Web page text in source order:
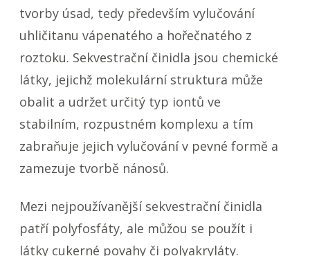
tvorby úsad, tedy především vylučování
uhličitanu vápenatého a hořečnatého z
roztoku. Sekvestrační činidla jsou chemické
látky, jejichž molekulární struktura může
obalit a udržet určitý typ iontů ve
stabilním, rozpustném komplexu a tím
zabraňuje jejich vylučování v pevné formě a
zamezuje tvorbě nánosů.
Mezi nejpoužívanější sekvestrační činidla
patří polyfosfáty, ale můžou se použít i
látky cukerné povahy či polyakryláty.